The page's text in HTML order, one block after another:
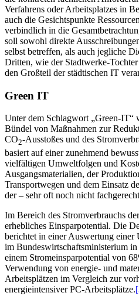
Verfahrens oder Arbeitsplatzes in
auch die Gesichtspunkte
verbindlich in die
soll sowohl direkte
selbst betreffen, als auch jegliche
Dritten, wie der Stadtwerke-
den Großteil der städtischen IT
Green IT
Unter dem Schlagwort „Green-IT“
Bündel von Maßnahmen zur
CO2-Ausstoßes und des
basiert auf einer zunehmend
vielfältigen Umweltfolgen und
Ausgangsmaterialien, der
Transportwegen und dem Einsatz
der – sehr oft noch nicht
Im Bereich des Stromverbrauchs
erhebliches Einsparpotential. Die
berichtet in einer Auswertung einer
im Bundeswirtschaftsministerium
einem Stromeinsparpotential von
Verwendung von energie- und
Arbeitsplätzen im Vergleich zur
energieintensiver PC-Arbeitsplätze.